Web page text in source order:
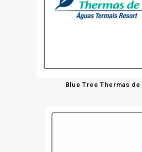
Blue Tree Thermas de